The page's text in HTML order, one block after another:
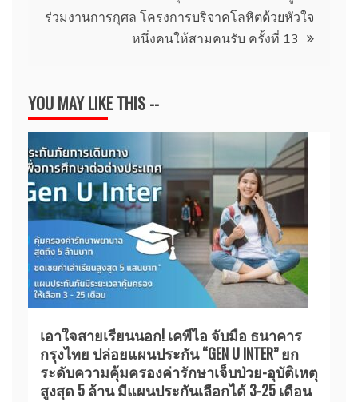
ร่วมงานการกุศล โครงการบริจาคโลหิตด้วยหัวใจ
หนึ่งคนให้สามคนรับ ครั้งที่ 13
YOU MAY LIKE THIS --
เอาใจสายเรียนนอก! เคพีไอ จับมือ ธนาคาร
กรุงไทย ปล่อยแผนประกัน “GEN U INTER” ยก
ระดับความคุ้มครองค่ารักษาเจ็บป่วย-อุบัติเหตุ
สูงสุด 5 ล้าน มีแผนประกันเลือกได้ 3-25 เดือน